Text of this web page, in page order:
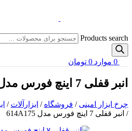
Products search
0 موارد 0 تومان
انبر قفلی 7 اینچ فورس مدل 614A175
چرخ ابزار امینی / فروشگاه / ابزارآلات /
/ انبر قفلی 7 اینچ فورس مدل 614A175